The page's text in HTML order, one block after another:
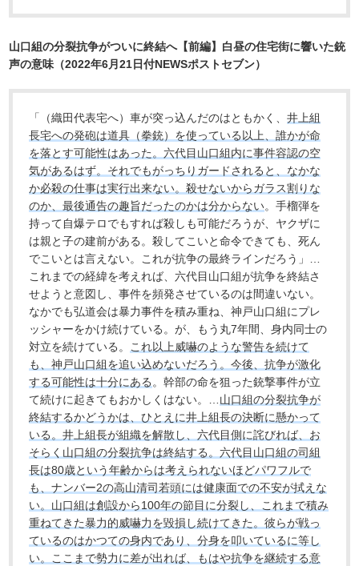
山口組の分裂抗争がついに終結へ【前編】白昼の住宅街に響いた銃
声の意味（2022年6月21日付NEWSポストセブン）
「（織田代表宅へ）車が突っ込んだのはともかく、井上組
長宅への発砲は道具（拳銃）を使っている以上、誰かが命
を落とす可能性はあった。六代目山口組内に事件容認の空
気があるはず。それでもがっちりガードされると、なかな
か必殺の仕事は実行出来ない。殺せないからガラス割りな
のか、最後通告の趣旨だったのかは分からない。手榴弾を
持って自爆テロでもすれば殺しも可能だろうが、ヤクザに
は親と子の建前がある。殺してこいと命令できても、死ん
でこいとは言えない。これが抗争の最終ラインだろう」…
これまでの経緯を考えれば、六代目山口組が抗争を終結さ
せようと意図し、事件を頻発させているのは間違いない。
なかでも弘道会は暴力事件を積み重ね、神戸山口組にプレ
ッシャーをかけ続けている。が、もう丸7年間、身内同士の
対立を続けている。
これ以上威嚇のような警告を続けて
も、神戸山口組を追い込めないだろう。今後、抗争が激化
する可能性は十分にある 。幹部の命を狙った銃撃事件が立
て続けに起きてもおかしくはない。… 山口組の分裂抗争が
終結するかどうかは、ひとえに井上組長の決断に懸かって
いる。井上組長が組織を解散し、六代目側に詫びれば、お
そらく山口組の分裂抗争は終結する。六代目山口組の司組
長は80歳という年齢からは考えられないほどパワフルで
も、ナンバー2の高山清司若頭には健康面での不安が拭えな
い。山口組は創設から100年の節目に分裂し、これまで積み
重ねてきた暴力的威嚇力を毀損し続けてきた。彼らが戦っ
ているのはかつての身内であり、分身を叩いているに等し
い。ここまで勢力に差が出れば、もはや抗争を継続する意